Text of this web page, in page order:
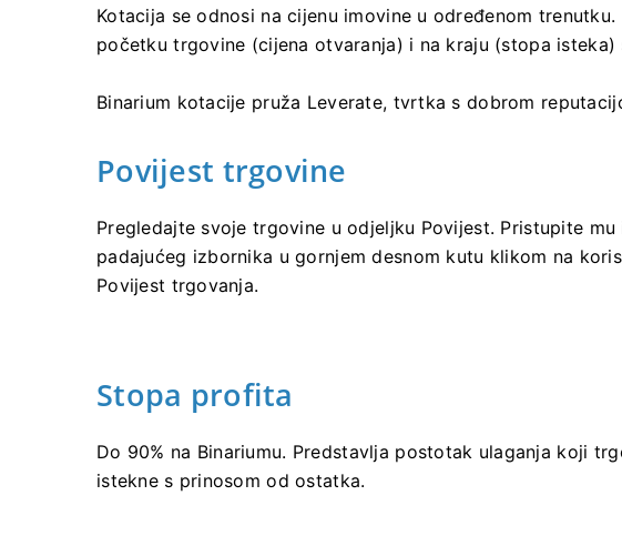
Kotacija se odnosi na cijenu imovine u određenom
početku trgovine (cijena otvaranja) i na kraju (stopa isteka)
Binarium kotacije pruža Leverate, tvrtka s dobrom
Povijest trgovine
Pregledajte svoje trgovine u odjeljku Povijest. Pristupite
padajućeg izbornika u gornjem desnom kutu klikom na
Povijest trgovanja.
Stopa profita
Do 90% na Binariumu. Predstavlja postotak ulaganja koji
istekne s prinosom od ostatka.